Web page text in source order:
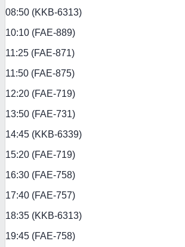
08:50 (KKB-6313)
10:10 (FAE-889)
11:25 (FAE-871)
11:50 (FAE-875)
12:20 (FAE-719)
13:50 (FAE-731)
14:45 (KKB-6339)
15:20 (FAE-719)
16:30 (FAE-758)
17:40 (FAE-757)
18:35 (KKB-6313)
19:45 (FAE-758)